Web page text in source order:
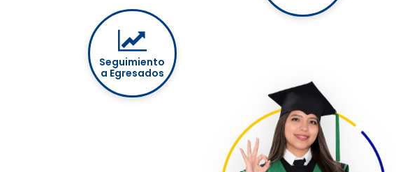
Seguimiento
a Egresados